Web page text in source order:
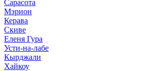
Сарасота
Мэрион
Керава
Скиве
Еленя Гура
Усти-на-лабе
Кырджали
Хайкоу